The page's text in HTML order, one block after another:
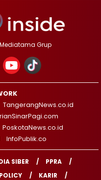
Grup
TangerangNews.co.id
PoskotaNews.co.id
InfoPublik.co
SIBER
PPRA
KARIR